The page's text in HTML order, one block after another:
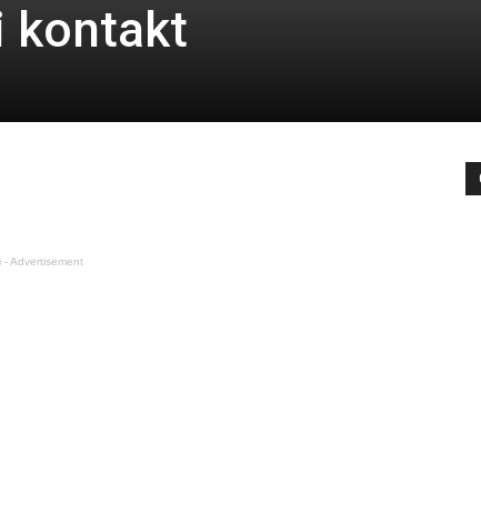
kontakt
- Advertisement